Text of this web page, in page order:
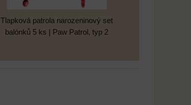
Tlapková patrola narozeninový set
balónků 5 ks | Paw Patrol, typ 2